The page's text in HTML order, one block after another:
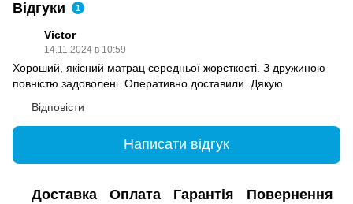
Відгуки 1
Victor
14.11.2024 в 10:59
Хороший, якісний матрац середньої жорсткості. З дружиною
повністю задоволені. Оперативно доставили. Дякую
Відповісти
Написати відгук
Доставка Оплата Гарантія Повернення